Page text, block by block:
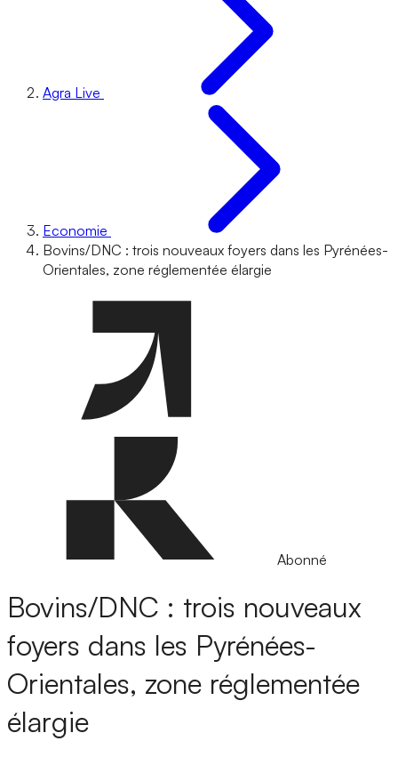
Agra Live
Economie
Bovins/DNC : trois nouveaux foyers dans les Pyrénées-
Orientales, zone réglementée élargie
Abonné
Bovins/DNC : trois nouveaux
foyers dans les Pyrénées-
Orientales, zone réglementée
élargie